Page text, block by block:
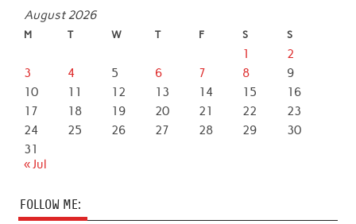
August 2026
M T W T F S S
1
2
3
4 5 6 7 8
9
10
11 12 13 14 15
16
17
18 19 20 21 22
23
24
25 26 27 28 29
30
31
« Jul
FOLLOW ME: